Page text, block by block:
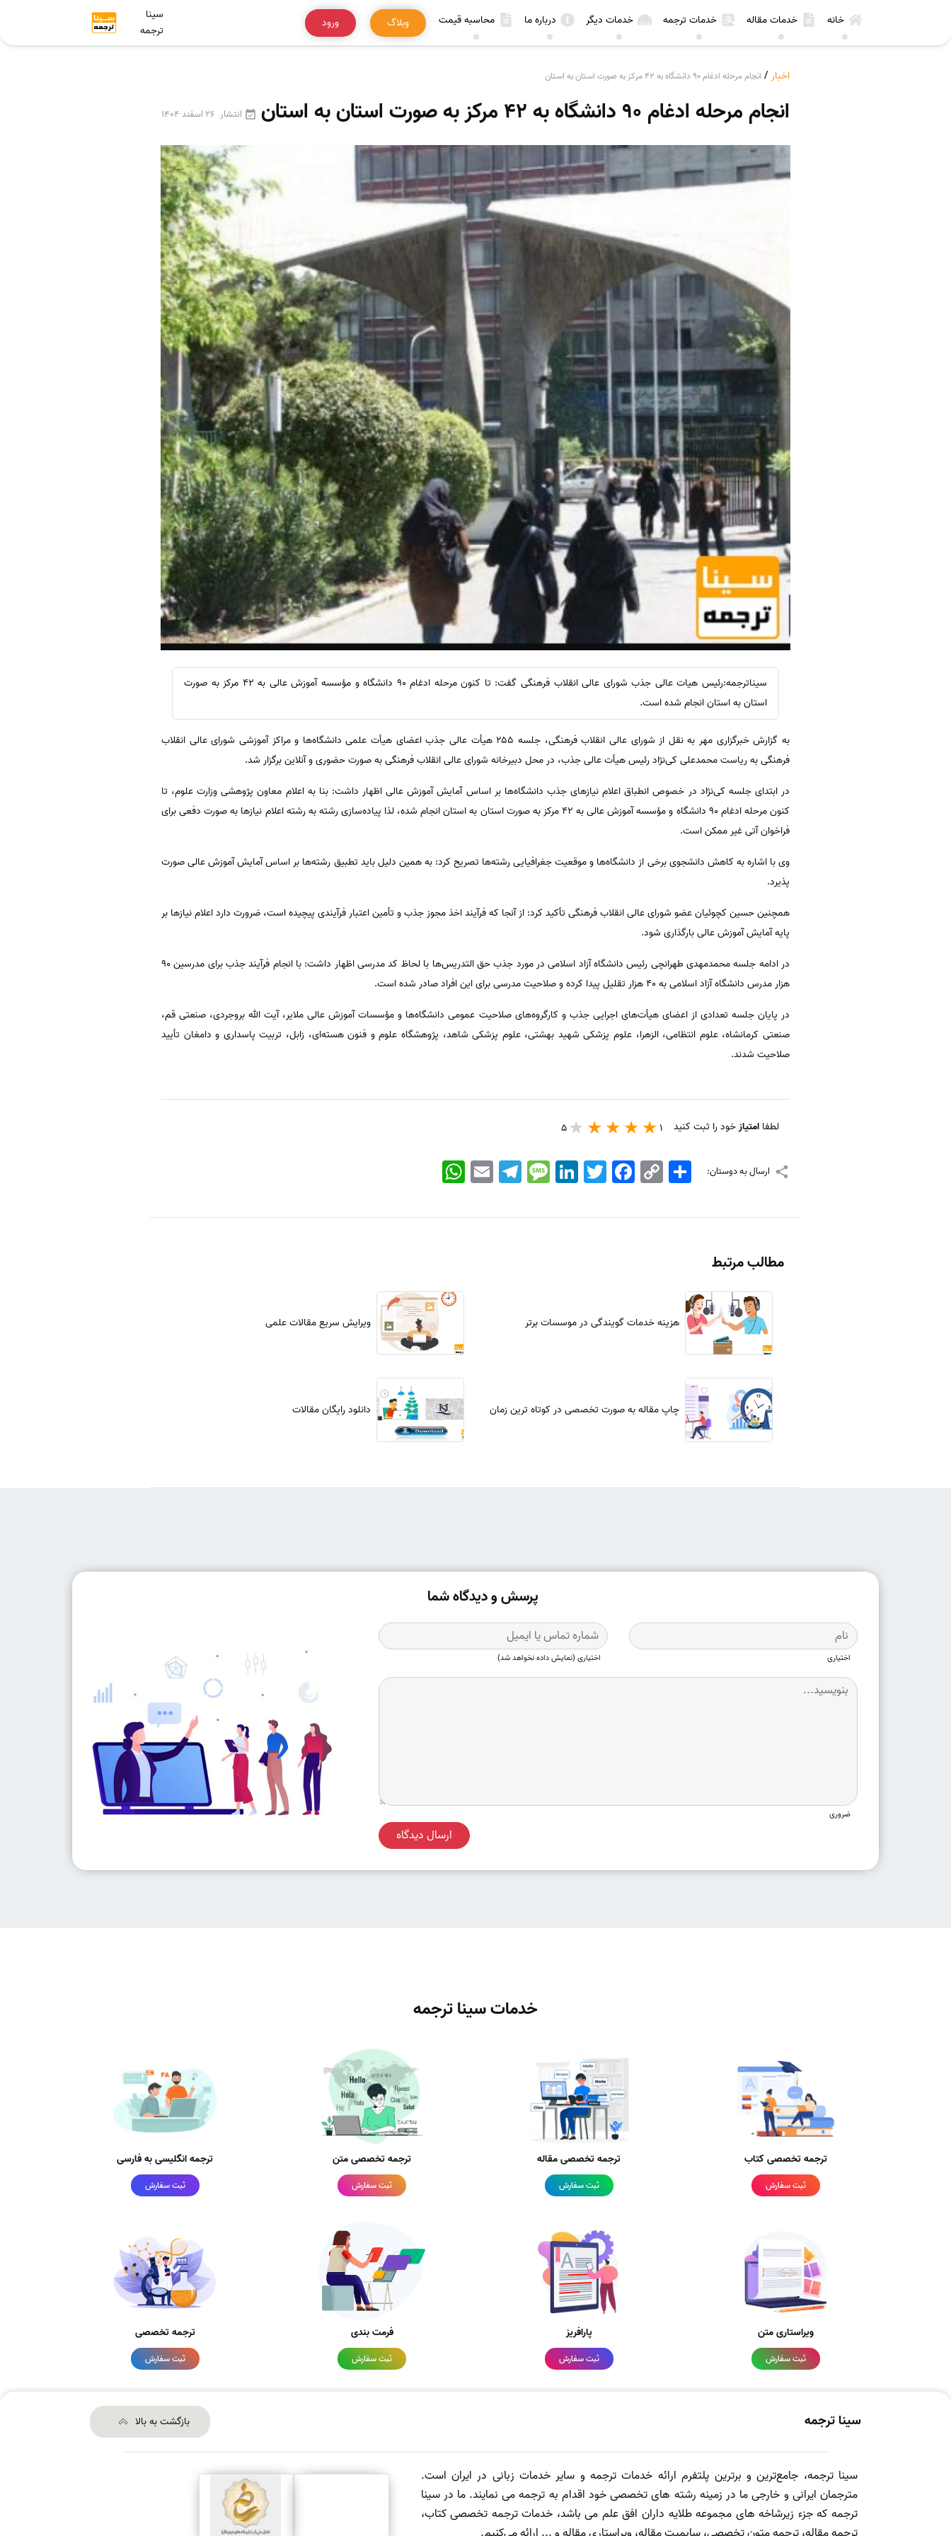
خانه خدمات مقاله خدمات ترجمه خدمات دیگر درباره ما محاسبه قیمت وبلاگ ورود
سینا
ترجمه
اخبار / انجام مرحله ادغام ۹۰ دانشگاه به ۴۲ مرکز به صورت استان به استان
انجام مرحله ادغام ۹۰ دانشگاه به ۴۲ مرکز به صورت استان به استان انتشار 26 اسفند 1404
سیناترجمه:رئیس هیات عالی جذب شورای عالی انقلاب فرهنگی گفت: تا کنون مرحله ادغام 90 دانشگاه و مؤسسه آموزش عالی به 42 مرکز به صورت
استان به استان انجام شده است.
به گزارش خبرگزاری مهر به نقل از شورای عالی انقلاب فرهنگی، جلسه ۲۵۵ هیأت عالی جذب اعضای هیأت علمی دانشگاه‌ها و مراکز آموزشی شورای عالی انقلاب
فرهنگی به ریاست محمدعلی کی‌نژاد رئیس هیأت عالی جذب، در محل دبیرخانه شورای عالی انقلاب فرهنگی به صورت حضوری و آنلاین برگزار شد.
در ابتدای جلسه کی‌نژاد در خصوص انطباق اعلام نیازهای جذب دانشگاه‌ها بر اساس آمایش آموزش عالی اظهار داشت: بنا به اعلام معاون پژوهشی وزارت علوم، تا
کنون مرحله ادغام ۹۰ دانشگاه و مؤسسه آموزش عالی به ۴۲ مرکز به صورت استان به استان انجام شده، لذا پیاده‌سازی رشته به رشته اعلام نیازها به صورت دفعی برای
فراخوان آتی غیر ممکن است.
وی با اشاره به کاهش دانشجوی برخی از دانشگاه‌ها و موقعیت جغرافیایی رشته‌ها تصریح کرد: به همین دلیل باید تطبیق رشته‌ها بر اساس آمایش آموزش عالی صورت
پذیرد.
همچنین حسین کچوئیان عضو شورای عالی انقلاب فرهنگی تأکید کرد: از آنجا که فرآیند اخذ مجوز جذب و تأمین اعتبار فرآیندی پیچیده است، ضرورت دارد اعلام نیازها بر
پایه آمایش آموزش عالی بارگذاری شود.
در ادامه جلسه محمدمهدی طهرانچی رئیس دانشگاه آزاد اسلامی در مورد جذب حق التدریس‌ها با لحاظ کد مدرسی اظهار داشت: با انجام فرآیند جذب برای مدرسین ۹۰
هزار مدرس دانشگاه آزاد اسلامی به ۴۰ هزار تقلیل پیدا کرده و صلاحیت مدرسی برای این افراد صادر شده است.
در پایان جلسه تعدادی از اعضای هیأت‌های اجرایی جذب و کارگروه‌های صلاحیت عمومی دانشگاه‌ها و مؤسسات آموزش عالی ملایر، آیت الله بروجردی، صنعتی قم،
صنعتی کرمانشاه، علوم انتظامی، الزهرا، علوم پزشکی شهید بهشتی، علوم پزشکی شاهد، پژوهشگاه علوم و فنون هسته‌ای، زابل، تربیت پاسداری و دامغان تأیید
صلاحیت شدند.
لطفا امتیازخود را ثبت کنید 1
5
ارسال به دوستان: WhatsApp EmailTelegramMessageLinkedIn TwitterFacebook Copy
Link
اشتراک
مطالب مرتبط
هزینه خدمات گویندگی در موسسات برتر ویرایش سریع مقالات علمی
چاپ مقاله به صورت تخصصی در کوتاه ترین زمان دانلود رایگان مقالات
پرسش و دیدگاه شما
اختیاری اختیاری (نمایش داده نخواهد شد)
ضروری
ارسال دیدگاه
خدمات سینا ترجمه
ترجمه تخصصی کتاب
ثبت سفارش
ترجمه تخصصی مقاله
ثبت سفارش
ترجمه تخصصی متن
ثبت سفارش
ترجمه انگلیسی به فارسی
ثبت سفارش
ویراستاری متن
ثبت سفارش
پارافریز
ثبت سفارش
فرمت بندی
ثبت سفارش
ترجمه تخصصی
ثبت سفارش
سینا ترجمه بازگشت به بالا
سینا ترجمه، جامع‌ترین و برترین پلتفرم ارائه خدمات ترجمه و سایر خدمات زبانی در ایران است.
مترجمان ایرانی و خارجی ما در زمینه رشته های تخصصی خود اقدام به ترجمه می نمایند. ما در سینا
ترجمه که جزء زیرشاخه های مجموعه طلایه داران افق علم می باشد، خدمات ترجمه تخصصی کتاب،